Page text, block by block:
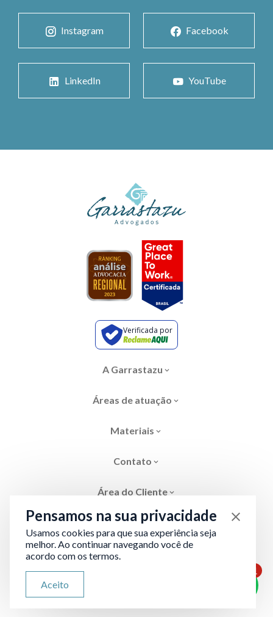
Instagram Facebook
LinkedIn YouTube
Verificada por
A Garrastazu
Áreas de atuação
Materiais
Contato
Área do Cliente
Área restrita 1
Pensamos na sua privacidade
Usamos cookies para que sua experiência seja
melhor. Ao continuar navegando você de
acordo com os termos.
Aceito